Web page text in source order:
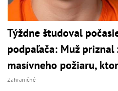
Týždne študoval
podpaľača: Muž priznal
masívneho požiaru,
Zahraničné